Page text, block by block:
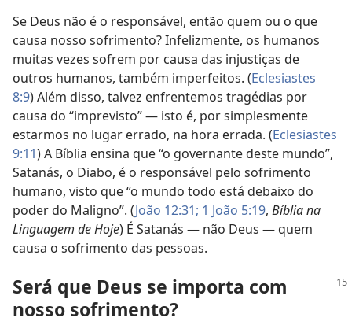
Se Deus não é o responsável, então quem ou o que
causa nosso sofrimento? Infelizmente, os humanos
muitas vezes sofrem por causa das injustiças de
outros humanos, também imperfeitos. (Eclesiastes
8:9) Além disso, talvez enfrentemos tragédias por
causa do “imprevisto” — isto é, por simplesmente
estarmos no lugar errado, na hora errada. (Eclesiastes
9:11) A Bíblia ensina que “o governante deste mundo”,
Satanás, o Diabo, é o responsável pelo sofrimento
humano, visto que “o mundo todo está debaixo do
poder do Maligno”. (João 12:31; 1 João 5:19, Bíblia na
Linguagem de Hoje) É Satanás — não Deus — quem
causa o sofrimento das pessoas.
Será que Deus se importa com
nosso sofrimento?